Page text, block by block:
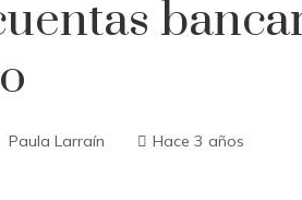
Paula Larraín Hace 3 años